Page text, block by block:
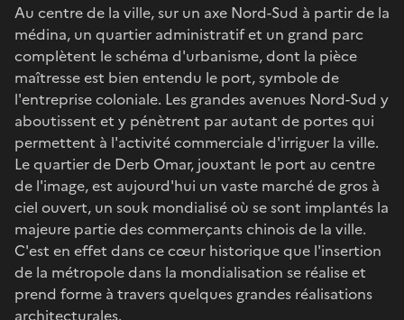
Au centre de la ville, sur un axe Nord-Sud à partir de la
médina, un quartier administratif et un grand parc
complètent le schéma d'urbanisme, dont la pièce
maîtresse est bien entendu le port, symbole de
l'entreprise coloniale. Les grandes avenues Nord-Sud y
aboutissent et y pénètrent par autant de portes qui
permettent à l'activité commerciale d'irriguer la ville.
Le quartier de Derb Omar, jouxtant le port au centre
de l'image, est aujourd'hui un vaste marché de gros à
ciel ouvert, un souk mondialisé où se sont implantés la
majeure partie des commerçants chinois de la ville.
C'est en effet dans ce cœur historique que l'insertion
de la métropole dans la mondialisation se réalise et
prend forme à travers quelques grandes réalisations
architecturales.